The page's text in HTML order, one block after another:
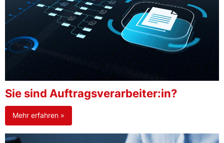
Sie sind Auftragsverarbeiter:in?
Mehr erfahren »